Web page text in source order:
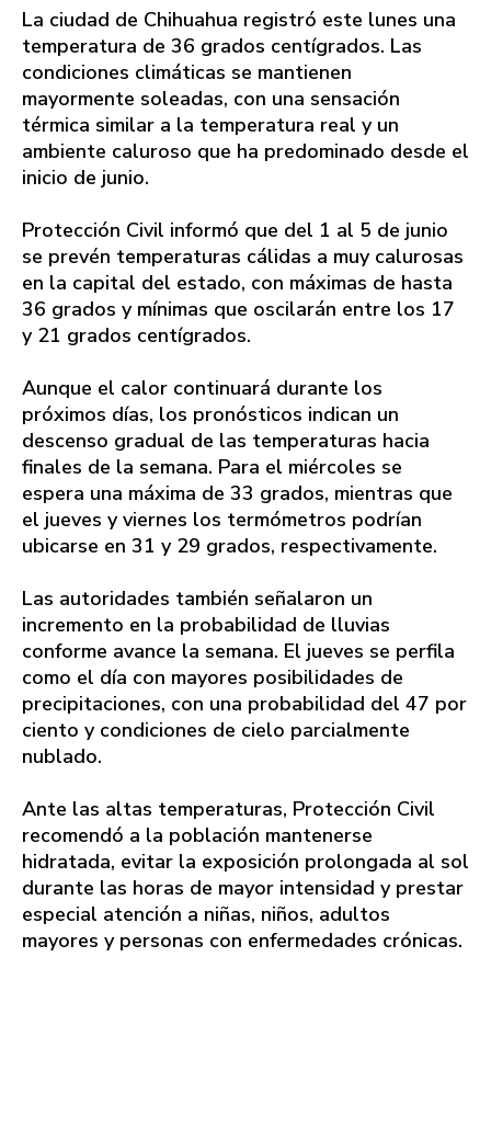
La ciudad de Chihuahua registró este lunes una
temperatura de 36 grados centígrados. Las
condiciones climáticas se mantienen
mayormente soleadas, con una sensación
térmica similar a la temperatura real y un
ambiente caluroso que ha predominado desde el
inicio de junio.
Protección Civil informó que del 1 al 5 de junio
se prevén temperaturas cálidas a muy calurosas
en la capital del estado, con máximas de hasta
36 grados y mínimas que oscilarán entre los 17
y 21 grados centígrados.
Aunque el calor continuará durante los
próximos días, los pronósticos indican un
descenso gradual de las temperaturas hacia
finales de la semana. Para el miércoles se
espera una máxima de 33 grados, mientras que
el jueves y viernes los termómetros podrían
ubicarse en 31 y 29 grados, respectivamente.
Las autoridades también señalaron un
incremento en la probabilidad de lluvias
conforme avance la semana. El jueves se perfila
como el día con mayores posibilidades de
precipitaciones, con una probabilidad del 47 por
ciento y condiciones de cielo parcialmente
nublado.
Ante las altas temperaturas, Protección Civil
recomendó a la población mantenerse
hidratada, evitar la exposición prolongada al sol
durante las horas de mayor intensidad y prestar
especial atención a niñas, niños, adultos
mayores y personas con enfermedades crónicas.